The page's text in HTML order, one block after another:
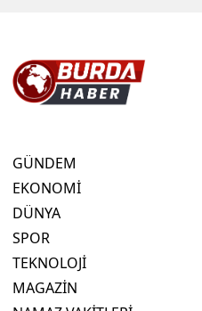
GÜNDEM
EKONOMİ
DÜNYA
SPOR
TEKNOLOJİ
MAGAZİN